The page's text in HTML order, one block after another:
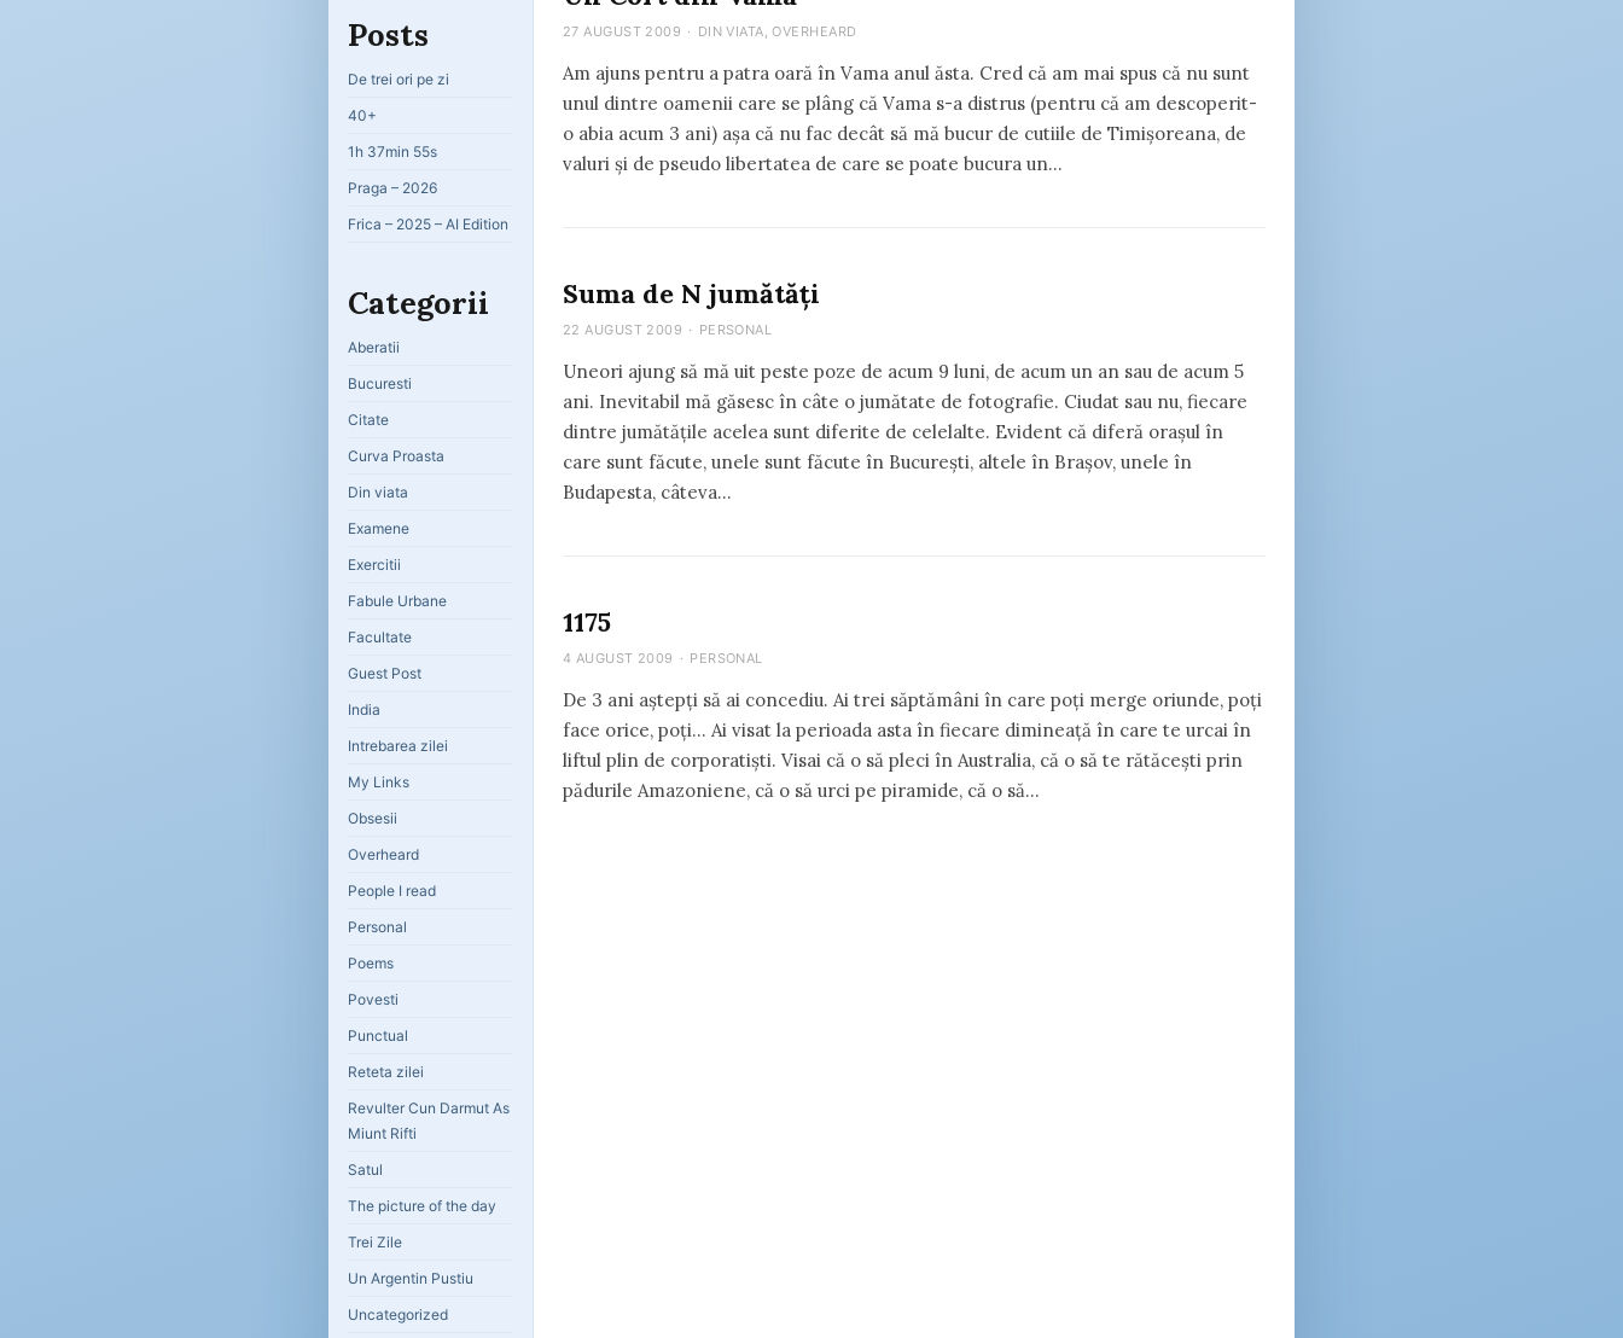
Posts
De trei ori pe zi
40+
1h 37min 55s
Praga – 2026
Frica – 2025 – AI Edition
Categorii
Aberatii
Bucuresti
Citate
Curva Proasta
Din viata
Examene
Exercitii
Fabule Urbane
Facultate
Guest Post
India
Intrebarea zilei
My Links
Obsesii
Overheard
People I read
Personal
Poems
Povesti
Punctual
Reteta zilei
Revulter Cun Darmut As
Miunt Rifti
Satul
The picture of the day
Trei Zile
Un Argentin Pustiu
Uncategorized
27 AUGUST 2009 · DIN VIATA, OVERHEARD
Am ajuns pentru a patra oară în Vama anul ăsta. Cred că am mai spus că nu sunt
unul dintre oamenii care se plâng că Vama s-a distrus (pentru că am descoperit-
o abia acum 3 ani) așa că nu fac decât să mă bucur de cutiile de Timișoreana, de
valuri și de pseudo libertatea de care se poate bucura un…
Suma de N jumătăți
22 AUGUST 2009 · PERSONAL
Uneori ajung să mă uit peste poze de acum 9 luni, de acum un an sau de acum 5
ani. Inevitabil mă găsesc în câte o jumătate de fotografie. Ciudat sau nu, fiecare
dintre jumătățile acelea sunt diferite de celelalte. Evident că diferă orașul în
care sunt făcute, unele sunt făcute în București, altele în Brașov, unele în
Budapesta, câteva…
1175
4 AUGUST 2009 · PERSONAL
De 3 ani aștepți să ai concediu. Ai trei săptămâni în care poți merge oriunde, poți
face orice, poți… Ai visat la perioada asta în fiecare dimineață în care te urcai în
liftul plin de corporatiști. Visai că o să pleci în Australia, că o să te rătăcești prin
pădurile Amazoniene, că o să urci pe piramide, că o să…